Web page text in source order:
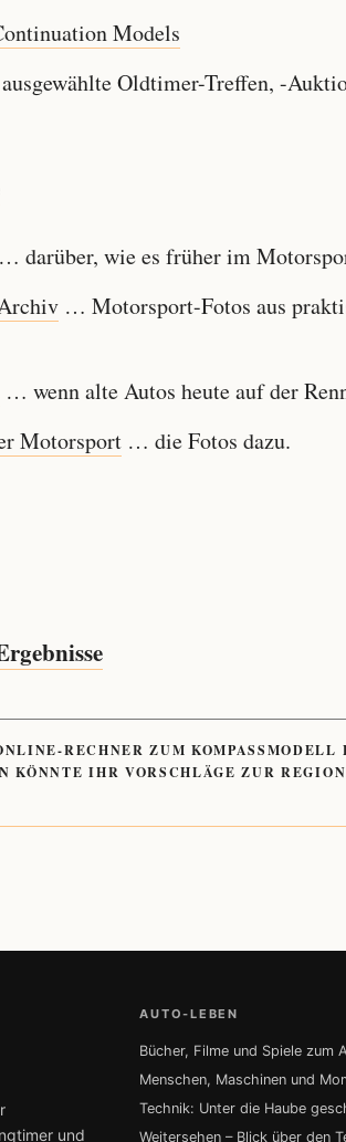
Models
Oldtimer-Treffen, -
darüber, wie es früher im
… Motorsport-Fotos aus
… wenn alte Autos heute auf der
Motorsport… die Fotos dazu.
RECHNER ZUM KOMPASSMODELL
KÖNNTE IHR VORSCHLÄGE ZUR
und
AUTO-LEBEN
Bücher, Filme und Spiele zum
Menschen, Maschinen und
Technik: Unter die Haube
Weitersehen – Blick über den